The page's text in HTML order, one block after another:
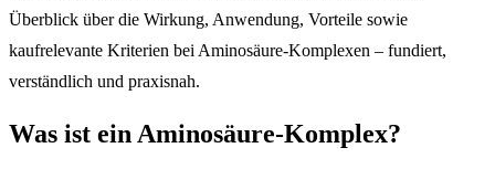
Überblick über die Wirkung, Anwendung, Vorteile sowie
kaufrelevante Kriterien bei Aminosäure-Komplexen – fundiert,
verständlich und praxisnah.
Was ist ein Aminosäure-Komplex?